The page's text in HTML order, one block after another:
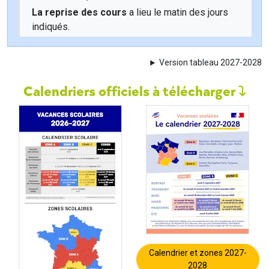
La reprise des cours a lieu le matin des jours
indiqués.
Version tableau 2027-2028
Calendriers officiels à télécharger
Calendrier et zones 2027-
2028